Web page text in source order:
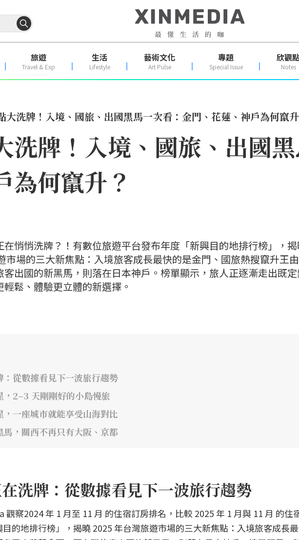
旅遊
Travel & Exp
生活
Lifestyle
藝術文化
Art Pulse
專題
Special Issue
欣觀
Notes
大洗牌！入境、國旅、出國黑馬一次看：金門、花蓮、神戶為何竄
洗牌！入境、國旅、出國
為何竄升？
在悄悄洗牌？！有數位旅遊平台發布年度「新興目的地排行榜」，
市場的三大新焦點：入境旅客成長最快的是金門、國旅熱搜竄升王
客出國的新黑馬，則落在日本神戶。榜單顯示，旅人正逐漸走出既
鬆、體驗更立體的新選擇。
：從數據看見下一波旅行趨勢
，2–3 天剛剛好的小島慢旅
，一座城市就能享受山海對比
馬，關西不再只有大阪、京都
洗牌：從數據看見下一波旅行趨勢
觀察2024 年 1 月至 11 月 的住宿訂房排名，比較 2025 年 1 月與 11 月 的住
的地排行榜」，揭曉 2025 年台灣旅遊市場的三大新焦點：入境旅客成長